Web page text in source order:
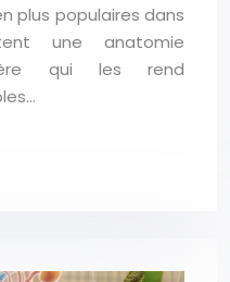
plus populaires dans
une anatomie
qui les rend